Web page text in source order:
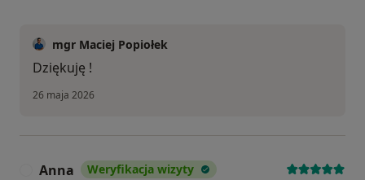
mgr Maciej Popiołek
Dziękuję !
26 maja 2026
Anna Weryfikacja wizyty